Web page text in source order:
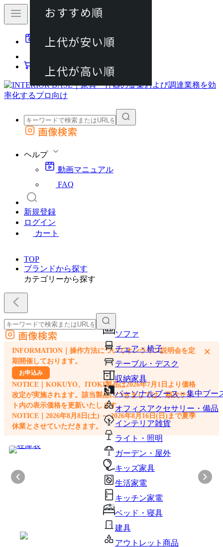
動画マニュアル
カート
外部サイトの商品をカートに追加
画像検索
ヘルプ
動画マニュアル
FAQ
新規登録
ログイン
カート
TOP
ブランドから探す
カテゴリーから探す
ソファ
チェア・椅子
テーブル・デスク
収納家具
パーソナルブース・集中ブー
オフィスアクセサリー・備品
インテリア雑貨
ライト・照明
ガーデン・屋外
キッズ家具
生活家電
キッチン家電
ベッド・寝具
建具
アウトレット商品
外部サイトの商品をカートに追加
他のサイトで見つけた商品ページのURLを貼り付けて、カートに追加できます
画像検索
INFORMATION｜操作方法についてオンライン説明会を定
期開催しております。
お申込み
NOTICE｜KOKUYO、ITOKI製品は2026年7月1日より価格
改定が実施されます。該当製品につきましては、順次サイ
ト内の表示価格を更新いたします。
NOTICE｜2026年8月8日(土) ～ 2026年8月16日(日)まで夏季
休業とさせていただきます。
×
おすすめ順
上代が安い順
上代が高い順